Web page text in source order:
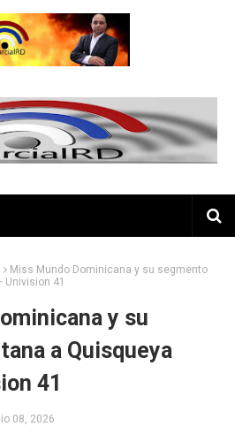
Miss Mundo Dominicana y su segmento
Univision 41
y su
a Quisqueya
41
08, 2026